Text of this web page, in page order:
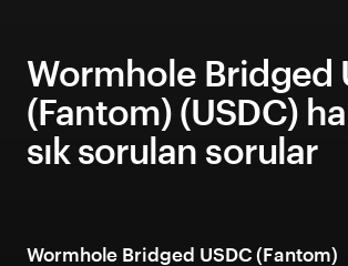
Wormhole Bridged
(Fantom) (USDC)
sık sorulan sorular
Wormhole Bridged USDC (Fantom)